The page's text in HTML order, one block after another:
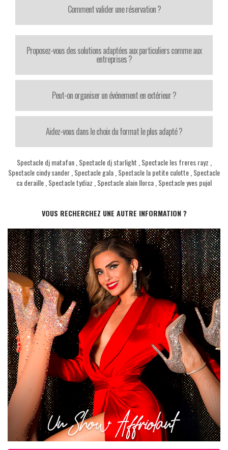
Comment valider une réservation ?
Proposez-vous des solutions adaptées aux particuliers comme aux
entreprises ?
Peut-on organiser un événement en extérieur ?
Aidez-vous dans le choix du format le plus adapté ?
Spectacle dj matafan, Spectacle dj starlight Spectacle les freres rayz
Spectacle cindy sander Spectacle gala Spectacle la petite culotte Spectacle
ca deraille Spectacle tydiaz Spectacle alain llorca Spectacle yves pujol
VOUS RECHERCHEZ UNE AUTRE INFORMATION ?